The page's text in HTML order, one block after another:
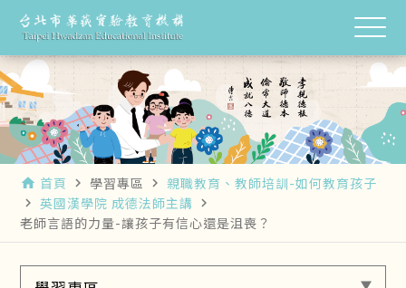
home 首頁 navigate_next 學習專區 navigate_next 親職教育、教師培訓-如何教育孩子
navigate_next 英國漢學院 成德法師主講 navigate_next
老師言語的力量-讓孩子有信心還是沮喪？